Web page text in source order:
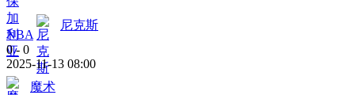
NBA
尼克斯
0 - 0
2025-11-13 08:00
魔术